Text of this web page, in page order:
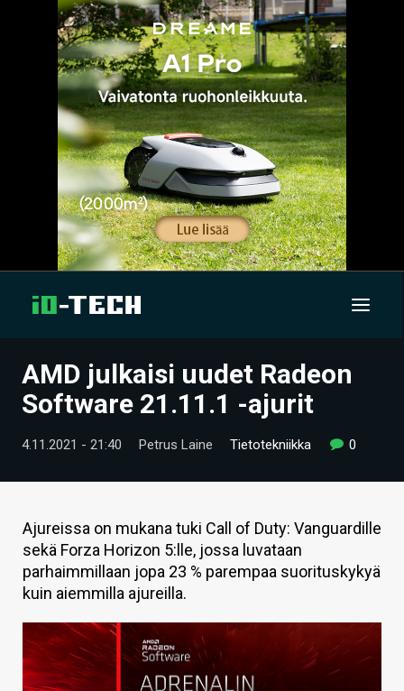
UUTISET
TIETOA
HINTA.FI
VAIHDA TEEMA
AMD julkaisi uudet Radeon
Software 21.11.1 -ajurit
4.11.2021 - 21:40 Petrus Laine Tietotekniikka 0
Ajureissa on mukana tuki Call of Duty: Vanguardille
sekä Forza Horizon 5:lle, jossa luvataan
parhaimmillaan jopa 23 % parempaa suorituskykyä
kuin aiemmilla ajureilla.